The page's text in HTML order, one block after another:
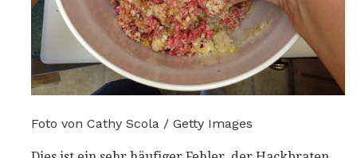
Foto von Cathy Scola / Getty Images